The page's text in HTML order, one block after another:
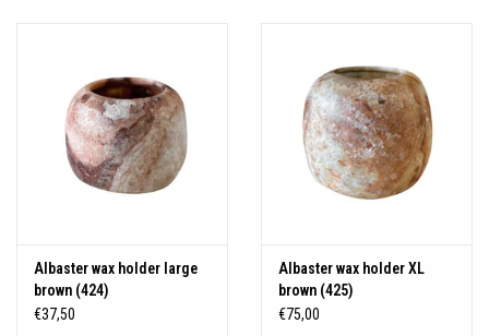
Albaster wax holder large
brown (424)
€37,50
Albaster wax holder XL
brown (425)
€75,00